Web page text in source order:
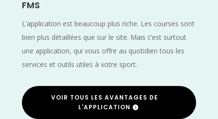
FMS
L’application est beaucoup plus riche. Les courses sont
bien plus détaillées que sur le site. Mais c’est surtout
une application, qui vous offre au quotidien tous les
services et outils utiles à votre sport.
VOIR TOUS LES AVANTAGES DE
L'APPLICATION